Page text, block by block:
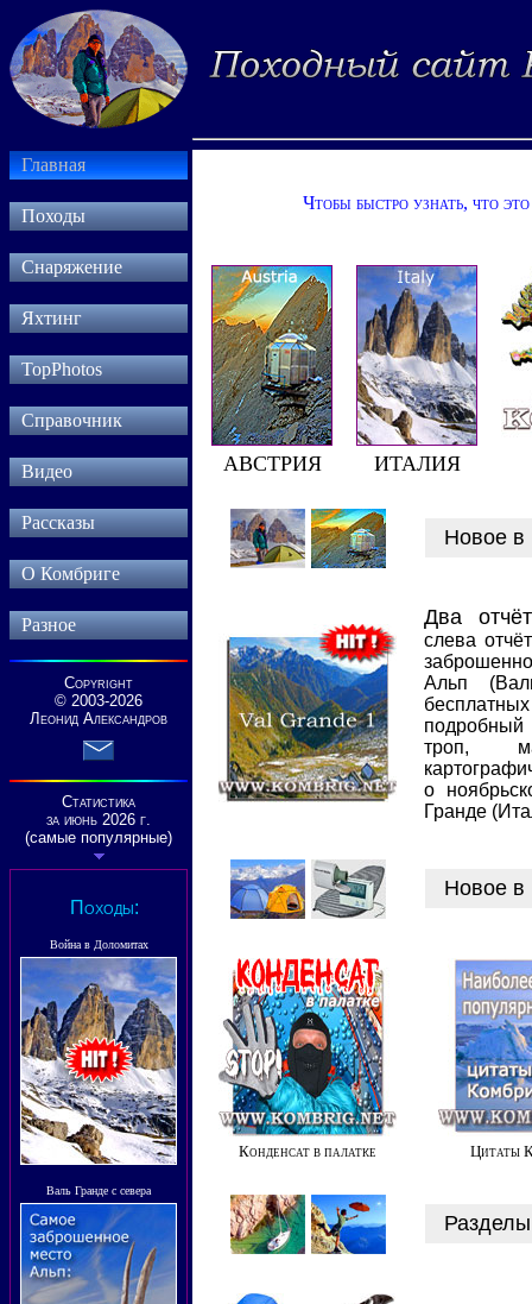
Главная
Походы
Снаряжение
Яхтинг
TopPhotos
Справочник
Видео
Рассказы
О Комбриге
Разное
Copyright
© 2003-2026
Леонид Александров
Статистика
за июнь 2026 г.
(самые популярные)
Походы:
Война в Доломитах
Валь Гранде с севера
Чтобы быстро узнать, что
АВСТРИЯ ИТАЛИЯ
Новое в
Два
слева
Альп
троп,
о
Гранде
Новое в
Конденсат в палатке Цитаты